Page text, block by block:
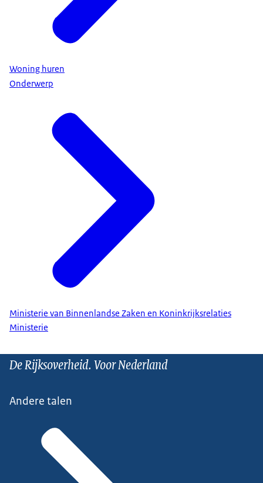
Woning huren
Onderwerp
Ministerie van Binnenlandse Zaken en Koninkrijksrelaties
Ministerie
De Rijksoverheid. Voor Nederland
Andere talen